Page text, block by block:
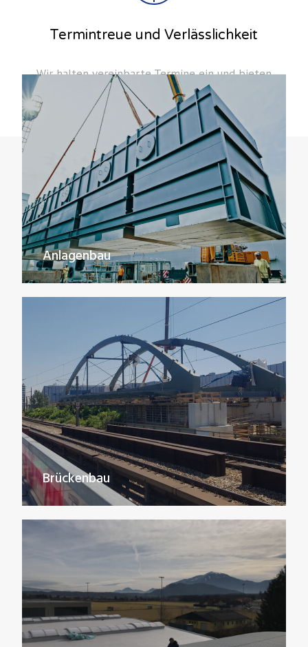
Termintreue und Verlässlichkeit
Wir halten vereinbarte Termine ein und bieten
Ihnen eine verlässliche Projektabwicklung.
Anlagenbau
Brückenbau